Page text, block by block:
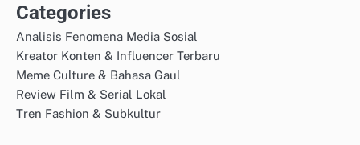
Categories
Analisis Fenomena Media Sosial
Kreator Konten & Influencer Terbaru
Meme Culture & Bahasa Gaul
Review Film & Serial Lokal
Tren Fashion & Subkultur